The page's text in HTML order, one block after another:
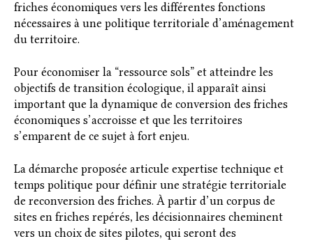
friches économiques vers les différentes fonctions
nécessaires à une politique territoriale d’aménagement
du territoire.
Pour économiser la “ressource sols” et atteindre les
objectifs de transition écologique, il apparaît ainsi
important que la dynamique de conversion des friches
économiques s’accroisse et que les territoires
s’emparent de ce sujet à fort enjeu.
La démarche proposée articule expertise technique et
temps politique pour définir une stratégie territoriale
de reconversion des friches. À partir d’un corpus de
sites en friches repérés, les décisionnaires cheminent
vers un choix de sites pilotes, qui seront des